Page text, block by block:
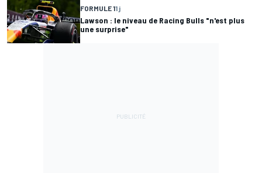
FORMULE 11 j
Lawson : le niveau de Racing Bulls "n'est plus
une surprise"